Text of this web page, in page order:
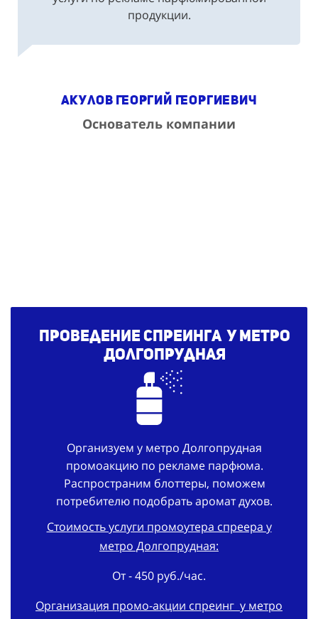
продукции.
Акулов Георгий Георгиевич
Основатель компании
Проведение спреинга у метро
Долгопрудная
Организуем у метро Долгопрудная
промоакцию по рекламе парфюма.
Распространим блоттеры, поможем
потребителю подобрать аромат духов.
Стоимость услуги промоутера спреера у
метро Долгопрудная:
От - 450 руб./час.
Организация промо-акции спреинг у метро